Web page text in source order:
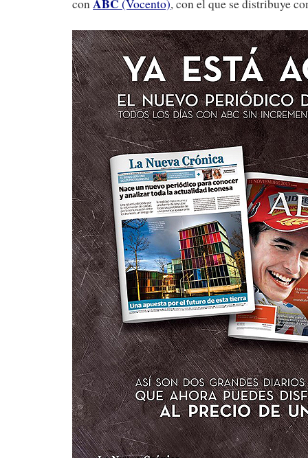
con
(Vocento), con el que se distribuye